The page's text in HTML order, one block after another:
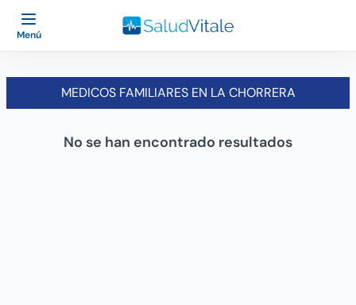
Menú
MEDICOS FAMILIARES EN LA CHORRERA
No se han encontrado resultados